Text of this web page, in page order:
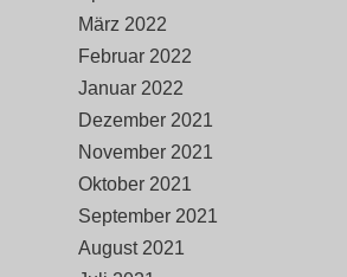
März 2022
Februar 2022
Januar 2022
Dezember 2021
November 2021
Oktober 2021
September 2021
August 2021